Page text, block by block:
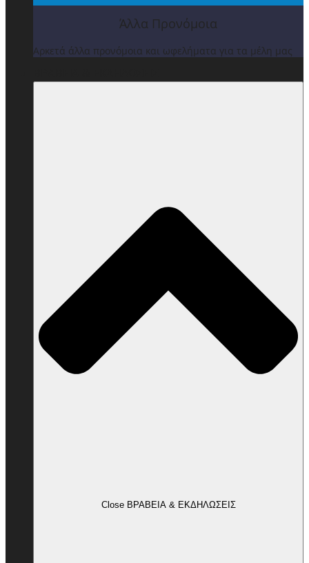
Άλλα Προνόμοια
Αρκετά άλλα προνόμοια και ωφελήματα για τα μέλη μας
Close ΒΡΑΒΕΙΑ & ΕΚΔΗΛΩΣΕΙΣ